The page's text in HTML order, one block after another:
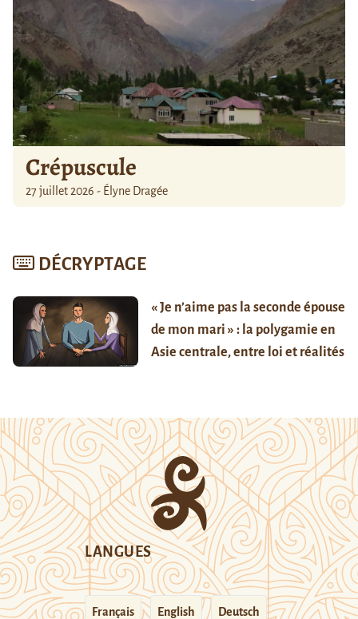
Crépuscule
27 juillet 2026 - Élyne Dragée
DÉCRYPTAGE
« Je n’aime pas la seconde épouse
de mon mari » : la polygamie en
Asie centrale, entre loi et réalités
LANGUES
Français English Deutsch